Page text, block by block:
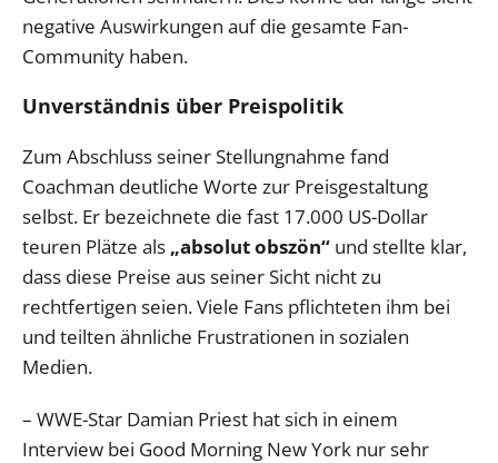
negative Auswirkungen auf die gesamte Fan-
Community haben.
Unverständnis über Preispolitik
Zum Abschluss seiner Stellungnahme fand
Coachman deutliche Worte zur Preisgestaltung
selbst. Er bezeichnete die fast 17.000 US-Dollar
teuren Plätze als „absolut obszön“ und stellte klar,
dass diese Preise aus seiner Sicht nicht zu
rechtfertigen seien. Viele Fans pflichteten ihm bei
und teilten ähnliche Frustrationen in sozialen
Medien.
– WWE-Star Damian Priest hat sich in einem
Interview bei Good Morning New York nur sehr